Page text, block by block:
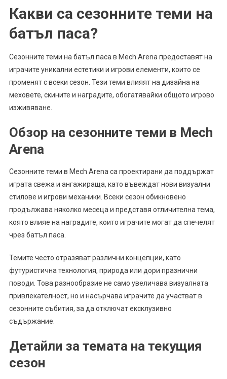
Какви са сезонните теми на
батъл паса?
Сезонните теми на батъл паса в Mech Arena предоставят на
играчите уникални естетики и игрови елементи, които се
променят с всеки сезон. Тези теми влияят на дизайна на
меховете, скините и наградите, обогатявайки общото игрово
изживяване.
Обзор на сезонните теми в Mech
Arena
Сезонните теми в Mech Arena са проектирани да поддържат
играта свежа и ангажираща, като въвеждат нови визуални
стилове и игрови механики. Всеки сезон обикновено
продължава няколко месеца и представя отличителна тема,
която влияе на наградите, които играчите могат да спечелят
чрез батъл паса.
Темите често отразяват различни концепции, като
футуристична технология, природа или дори празнични
поводи. Това разнообразие не само увеличава визуалната
привлекателност, но и насърчава играчите да участват в
сезонните събития, за да отключат ексклузивно
съдържание.
Детайли за темата на текущия
сезон